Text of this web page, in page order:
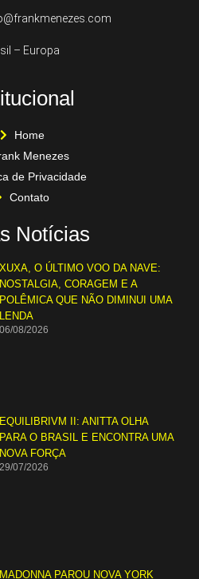
– Europa
Home
Menezes
de Privacidade
Contato
Notícias
XUXA, O ÚLTIMO VOO DA NAVE:
NOSTALGIA, CORAGEM E A
POLÊMICA QUE NÃO DIMINUI UMA
LENDA
06/08/2026
EQUILIBRIVM II: ANITTA OLHA
PARA O BRASIL E ENCONTRA UMA
NOVA FORÇA
29/07/2026
MADONNA PAROU NOVA YORK